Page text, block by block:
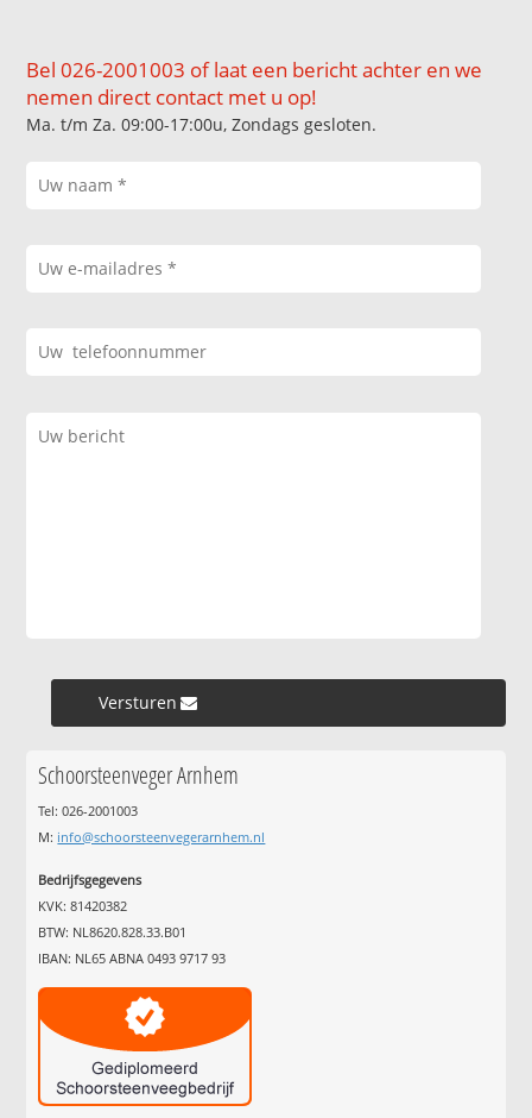
Bel 026-2001003 of laat een bericht achter en we
nemen direct contact met u op!
Ma. t/m Za. 09:00-17:00u, Zondags gesloten.
Versturen »
Schoorsteenveger Arnhem
Tel: 026-2001003
M: info@schoorsteenvegerarnhem.nl
Bedrijfsgegevens
KVK: 81420382
BTW: NL8620.828.33.B01
IBAN: NL65 ABNA 0493 9717 93